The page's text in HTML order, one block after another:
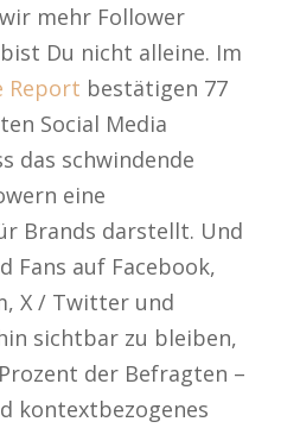
mehr Follower
Du nicht alleine. Im
Report bestätigen 77
Social Media
das schwindende
eine
Brands darstellt. Und
Fans auf Facebook,
X / Twitter und
sichtbar zu bleiben,
der Befragten –
kontextbezogenes